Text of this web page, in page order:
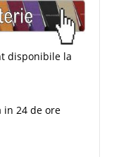
disponibile la
in 24 de ore